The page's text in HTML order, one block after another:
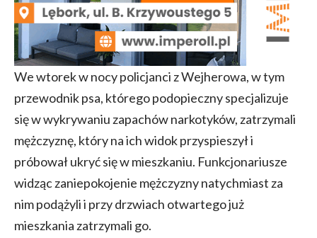
We wtorek w nocy policjanci z Wejherowa, w tym
przewodnik psa, którego podopieczny specjalizuje
się w wykrywaniu zapachów narkotyków, zatrzymali
mężczyznę, który na ich widok przyspieszył i
próbował ukryć się w mieszkaniu. Funkcjonariusze
widząc zaniepokojenie mężczyzny natychmiast za
nim podążyli i przy drzwiach otwartego już
mieszkania zatrzymali go.